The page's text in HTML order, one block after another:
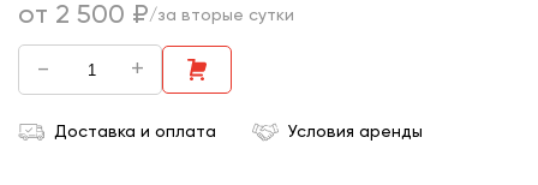
от 2 500 ₽/за вторые сутки
- +
Доставка и оплата Условия аренды